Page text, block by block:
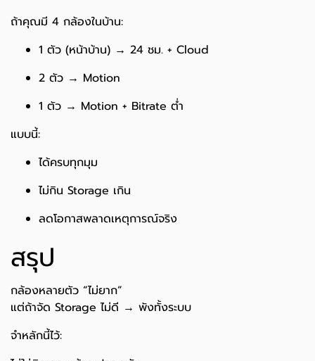
ถ้าคุณมี 4 กล้องในบ้าน:
1 ตัว (หน้าบ้าน) → 24 ชม. + Cloud
2 ตัว → Motion
1 ตัว → Motion + Bitrate ต่ำ
แบบนี้:
ได้ครบทุกมุม
ไม่กิน Storage เกิน
ลดโอกาสพลาดเหตุการณ์จริง
สรุป
กล้องหลายตัว “ไม่ยาก”
แต่ถ้าจัด Storage ไม่ดี → พังทั้งระบบ
จำหลักนี้ไว้: